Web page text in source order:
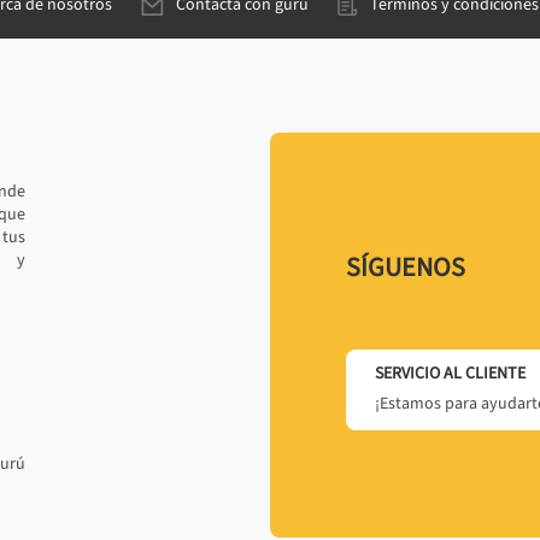
de nosotros Contacta con gurú Términos y condiciones
y
SÍGUENOS
SERVICIO AL CLIENTE
¡Estamos para